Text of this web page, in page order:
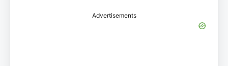
Advertisements